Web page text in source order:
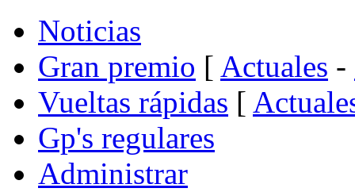
Noticias
Gran premio [ Actuales -
Vueltas rápidas [
Gp's regulares
Administrar